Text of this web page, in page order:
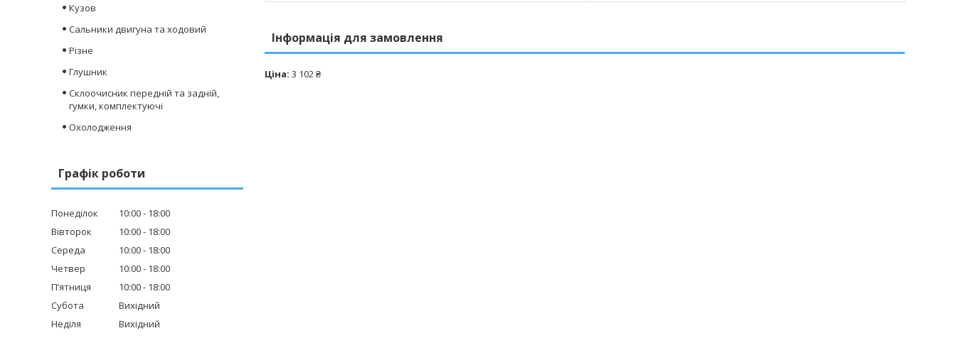
Інформація для замовлення
Ціна: 3 102 ₴
Кузов
Сальники двигуна та ходовий
Різне
Глушник
Склоочисник передній та задній,
гумки, комплектуючі
Охолодження
Графік роботи
Понеділок 10:00
18:00
Вівторок
10:00
18:00
Середа
10:00
18:00
Четвер
10:00
18:00
Пʼятниця
10:00
18:00
Субота
Вихідний
Неділя
Вихідний